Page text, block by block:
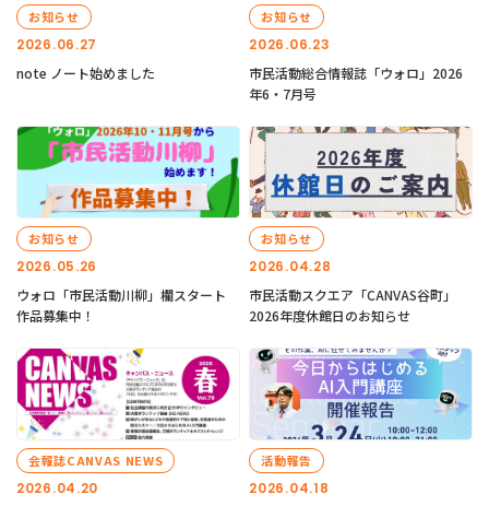
2026.06.27
お知らせ
note ノート始めました
2026.06.23
お知らせ
市民活動総合情報誌「ウォロ」2026
年6・7月号
2026.05.26
お知らせ
ウォロ「市民活動川柳」欄スタート
作品募集中！
2026.04.28
お知らせ
市民活動スクエア「CANVAS谷町」
2026年度休館日のお知らせ
2026.04.20
会報誌CANVAS NEWS
2026.04.18
活動報告